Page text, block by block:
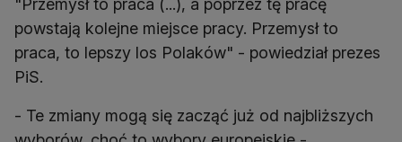
"Przemysł to praca (...), a poprzez tę pracę
powstają kolejne miejsce pracy. Przemysł to
praca, to lepszy los Polaków" - powiedział prezes
PiS.
- Te zmiany mogą się zacząć już od najbliższych